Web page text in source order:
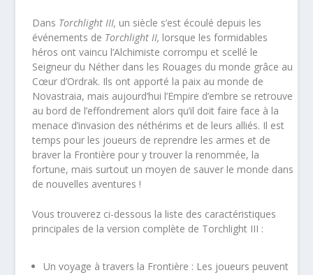
Dans Torchlight III, un siècle s’est écoulé depuis les
événements de Torchlight II, lorsque les formidables
héros ont vaincu l’Alchimiste corrompu et scellé le
Seigneur du Néther dans les Rouages du monde grâce au
Cœur d’Ordrak. Ils ont apporté la paix au monde de
Novastraia, mais aujourd’hui l’Empire d’embre se retrouve
au bord de l’effondrement alors qu’il doit faire face à la
menace d’invasion des néthérims et de leurs alliés. Il est
temps pour les joueurs de reprendre les armes et de
braver la Frontière pour y trouver la renommée, la
fortune, mais surtout un moyen de sauver le monde dans
de nouvelles aventures !
Vous trouverez ci-dessous la liste des caractéristiques
principales de la version complète de Torchlight III :
Un voyage à travers la Frontière : Les joueurs peuvent